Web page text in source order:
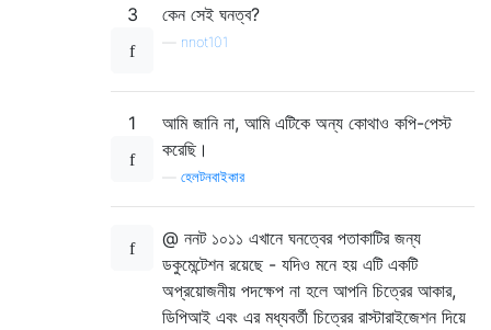
3 কেন সেই ঘনত্ব?
nnot101
1
আমি জানি না, আমি এটিকে অন্য কোথাও কপি-পেস্ট
করেছি।
হেলটনবাইকার
@ ননট ১০১১ এখানে ঘনত্বের পতাকাটির জন্য
ডকুমেন্টেশন রয়েছে - যদিও মনে হয় এটি একটি
অপ্রয়োজনীয় পদক্ষেপ না হলে আপনি চিত্রের আকার,
ডিপিআই এবং এর মধ্যবর্তী চিত্রের রাস্টারাইজেশন দিয়ে